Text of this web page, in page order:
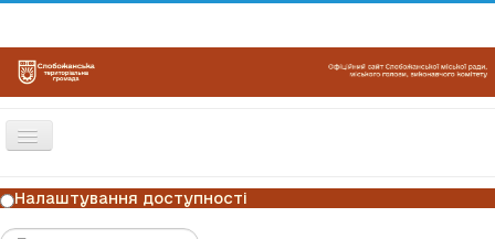
Перемикач
ГОЛОВНА
НОВИНИ
Налаштування доступності